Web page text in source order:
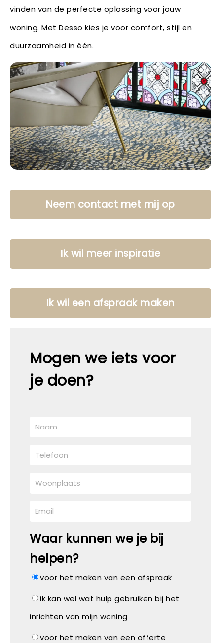
vinden van de perfecte oplossing voor jouw
woning. Met Desso kies je voor comfort, stijl en
duurzaamheid in één.
Neem contact met mij op
Ik wil meer inspiratie
Ik wil een afspraak maken
Mogen we iets voor
je doen?
Waar kunnen we je bij
helpen?
voor het maken van een afspraak
ik kan wel wat hulp gebruiken bij het
inrichten van mijn woning
voor het maken van een offerte